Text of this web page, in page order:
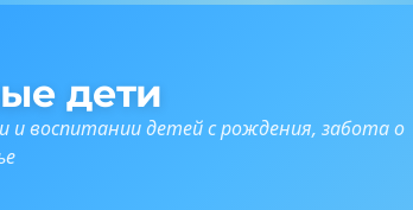
дети
и воспитании детей с рождения, забота о